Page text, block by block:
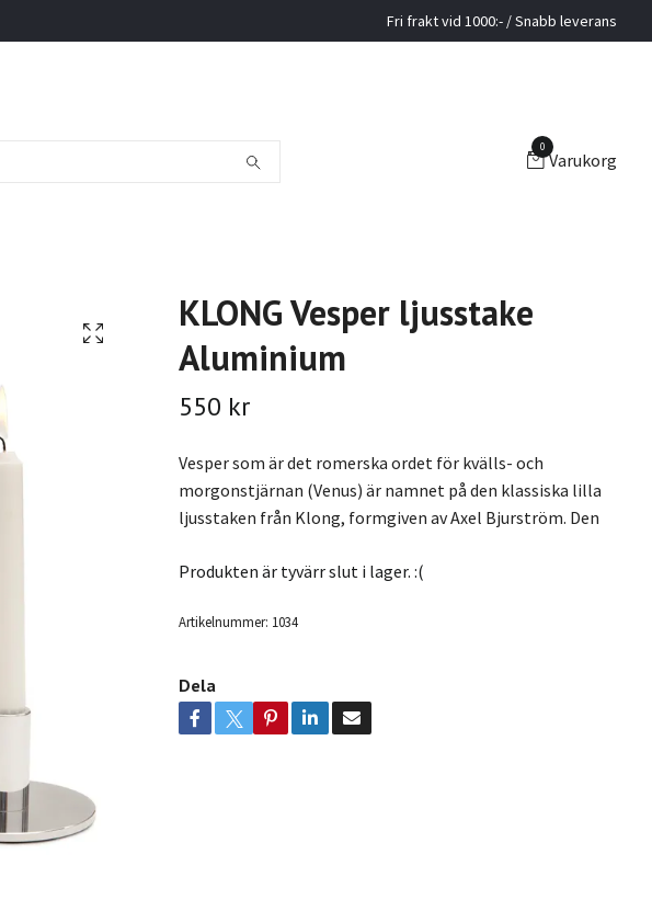
Fri frakt vid 1000:- / Snabb leverans
0
Varukorg
KLONG Vesper ljusstake
Aluminium
550 kr
Vesper som är det romerska ordet för kvälls- och
morgonstjärnan (Venus) är namnet på den klassiska lilla
ljusstaken från Klong, formgiven av Axel Bjurström. Den
Produkten är tyvärr slut i lager. :(
Artikelnummer: 1034
Dela